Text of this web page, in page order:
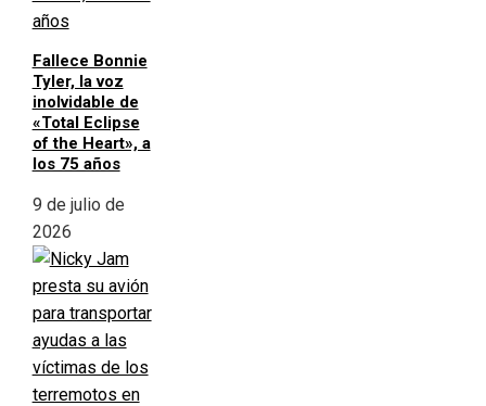
Fallece Bonnie
Tyler, la voz
inolvidable de
«Total Eclipse
of the Heart», a
los 75 años
9 de julio de
2026